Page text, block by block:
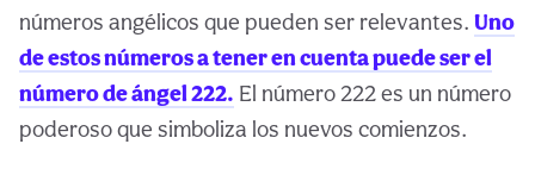
números angélicos que pueden ser relevantes. Uno
de estos números a tener en cuenta puede ser el
número de ángel 222. El número 222 es un número
poderoso que simboliza los nuevos comienzos.